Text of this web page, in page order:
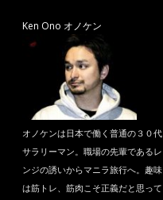
Ken Ono オノケン
オノケンは日本で働く普通の３０代
サラリーマン。職場の先輩であるレ
ンジの誘いからマニラ旅行へ。趣味
は筋トレ、筋肉こそ正義だと思って